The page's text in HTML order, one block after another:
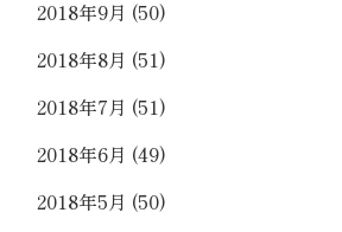
2018年9月 (50)
2018年8月 (51)
2018年7月 (51)
2018年6月 (49)
2018年5月 (50)